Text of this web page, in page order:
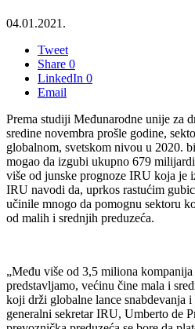
04.01.2021.
Tweet
Share 0
LinkedIn 0
Email
Prema studiji Međunarodne unije za
sredine novembra prošle godine,
globalnom, svetskom nivou u 2020.
mogao da izgubi ukupno 679
više od junske prognoze IRU koja je
IRU navodi da, uprkos rastućim
učinile mnogo da pomognu sektoru
od malih i srednjih preduzeća.
„Među više od 3,5 miliona
predstavljamo, većinu čine mala i
koji drži globalne lance snabdevanja
generalni sekretar IRU, Umberto de